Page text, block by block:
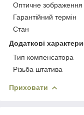
Оптичне зображення
Гарантійний термін
Стан
Додаткові
Тип компенсатора
Різьба штатива
Приховати